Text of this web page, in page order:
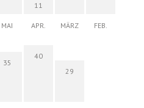
MAI
11
APR. MÄRZ FEB.
35
40
29